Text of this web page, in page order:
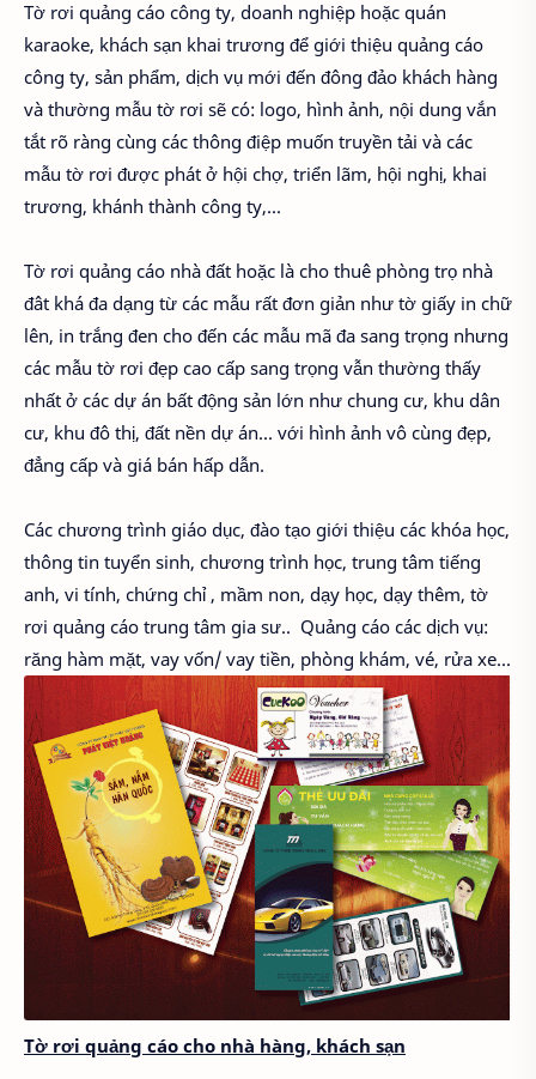
Tờ rơi quảng cáo công ty, doanh nghiệp hoặc quán
karaoke, khách sạn khai trương để giới thiệu quảng cáo
công ty, sản phẩm, dịch vụ mới đến đông đảo khách hàng
và thường mẫu tờ rơi sẽ có: logo, hình ảnh, nội dung vắn
tắt rõ ràng cùng các thông điệp muốn truyền tải và các
mẫu tờ rơi được phát ở hội chợ, triển lãm, hội nghị, khai
trương, khánh thành công ty,...
Tờ rơi quảng cáo nhà đất hoặc là cho thuê phòng trọ nhà
đât khá đa dạng từ các mẫu rất đơn giản như tờ giấy in chữ
lên, in trắng đen cho đến các mẫu mã đa sang trọng nhưng
các mẫu tờ rơi đẹp cao cấp sang trọng vẫn thường thấy
nhất ở các dự án bất động sản lớn như chung cư, khu dân
cư, khu đô thị, đất nền dự án... với hình ảnh vô cùng đẹp,
đẳng cấp và giá bán hấp dẫn.
Các chương trình giáo dục, đào tạo giới thiệu các khóa học,
thông tin tuyển sinh, chương trình học, trung tâm tiếng
anh, vi tính, chứng chỉ , mầm non, dạy học, dạy thêm, tờ
rơi quảng cáo trung tâm gia sư.. Quảng cáo các dịch vụ:
răng hàm mặt, vay vốn/ vay tiền, phòng khám, vé, rửa xe...
Tờ rơi quảng cáo cho nhà hàng, khách sạn